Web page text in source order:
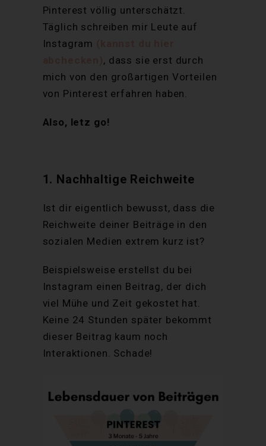
Pinterest völlig unterschätzt.
Täglich schreiben mir Leute auf
Instagram
, dass sie erst durch
mich von den großartigen Vorteilen
von Pinterest erfahren haben.
Also, letz go!
1. Nachhaltige Reichweite
Ist dir eigentlich bewusst, dass die
Reichweite deiner Beiträge in den
sozialen Medien extrem kurz ist?
Beispielsweise erstellst du bei
Instagram einen Beitrag, der dich
viel Mühe und Zeit gekostet hat.
Keine 24 Stunden später bekommt
dieser Beitrag kaum noch
Interaktionen. Schade!